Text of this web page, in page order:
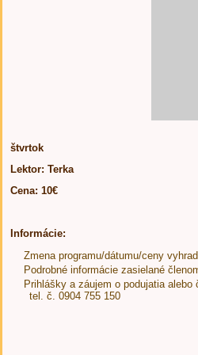
štvrtok
Lektor: Terka
Cena: 10€
Informácie:
Zmena programu/dátumu/ceny
Podrobné informácie zasielané
Prihlášky a záujem o podujatia
tel. č. 0904 755 150